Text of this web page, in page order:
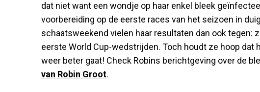
dat niet want een wondje op haar enkel bleek
voorbereiding op de eerste races van het seizoen in
schaatsweekend vielen haar resultaten dan ook tegen:
eerste World Cup-wedstrijden. Toch houdt ze hoop dat
weer beter gaat! Check Robins berichtgeving over de
van Robin Groot.